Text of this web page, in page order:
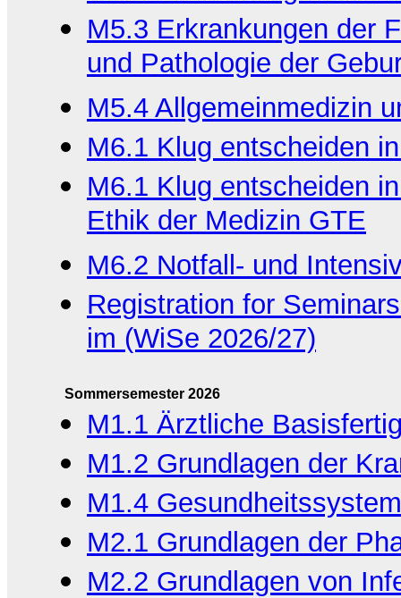
M5.3 Erkrankungen der
und Pathologie der
M5.4 Allgemeinmedizin
M6.1 Klug entscheiden
M6.1 Klug entscheiden
Ethik der Medizin GTE
M6.2 Notfall- und
Registration for
im (WiSe 2026/27)
Sommersemester 2026
M1.1 Ärztliche
M1.2 Grundlagen der
M1.4
M2.1 Grundlagen der
M2.2 Grundlagen von